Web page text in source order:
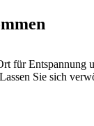
für Entspannung
Lassen Sie sich